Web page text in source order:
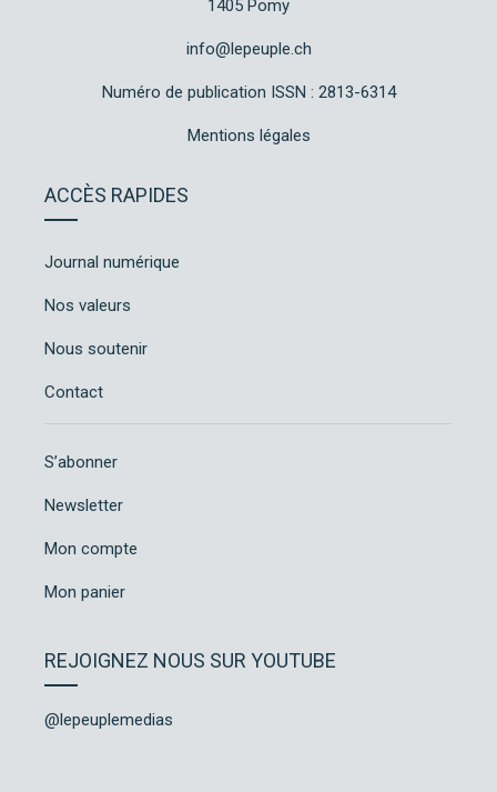
1405 Pomy
info@lepeuple.ch
Numéro de publication ISSN : 2813-6314
Mentions légales
ACCÈS RAPIDES
Journal numérique
Nos valeurs
Nous soutenir
Contact
S’abonner
Newsletter
Mon compte
Mon panier
REJOIGNEZ NOUS SUR YOUTUBE
@lepeuplemedias